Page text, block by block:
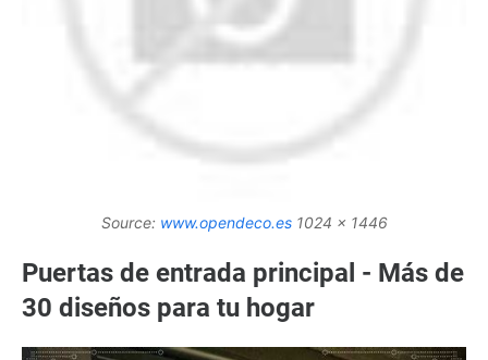
Source: www.opendeco.es1024 x 1446
Puertas de entrada principal - Más de
30 diseños para tu hogar